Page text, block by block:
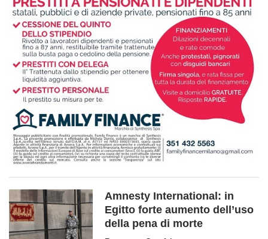
Amnesty International: in
Egitto forte aumento dell’uso
della pena di morte